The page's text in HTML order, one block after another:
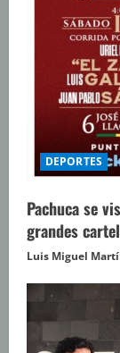
DEPORTES
Pachuca se
grandes
Luis Miguel